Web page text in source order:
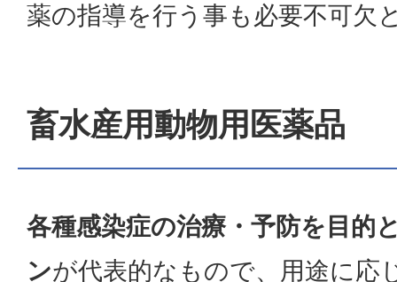
薬の指導を行う事も必要不可欠
畜水産用動物用医薬品
各種感染症の治療・予防を目的
ンが代表的なもので、用途に応